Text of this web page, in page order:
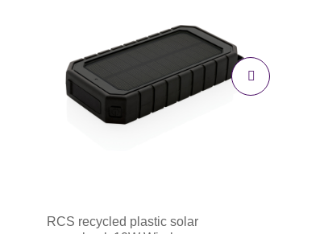
RCS recycled plastic solar